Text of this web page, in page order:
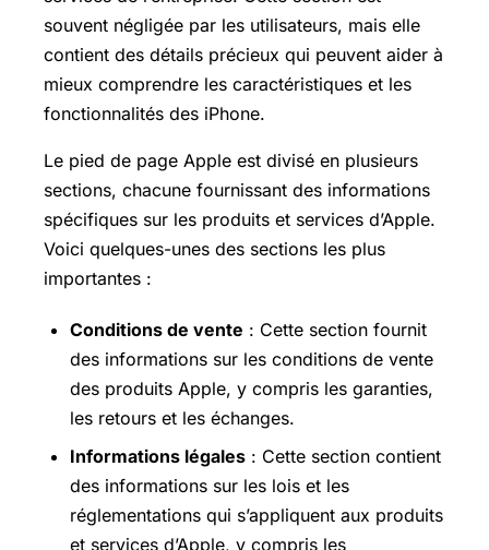
souvent négligée par les utilisateurs, mais elle
contient des détails précieux qui peuvent aider à
mieux comprendre les caractéristiques et les
fonctionnalités des iPhone.
Le pied de page Apple est divisé en plusieurs
sections, chacune fournissant des informations
spécifiques sur les produits et services d’Apple.
Voici quelques-unes des sections les plus
importantes :
Conditions de vente : Cette section fournit
des informations sur les conditions de vente
des produits Apple, y compris les garanties,
les retours et les échanges.
Informations légales : Cette section contient
des informations sur les lois et les
réglementations qui s’appliquent aux produits
et services d’Apple, y compris les